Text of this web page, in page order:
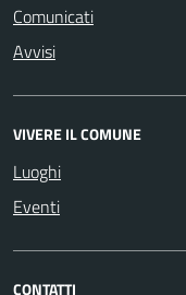
Comunicati
Avvisi
VIVERE IL COMUNE
Luoghi
Eventi
CONTATTI